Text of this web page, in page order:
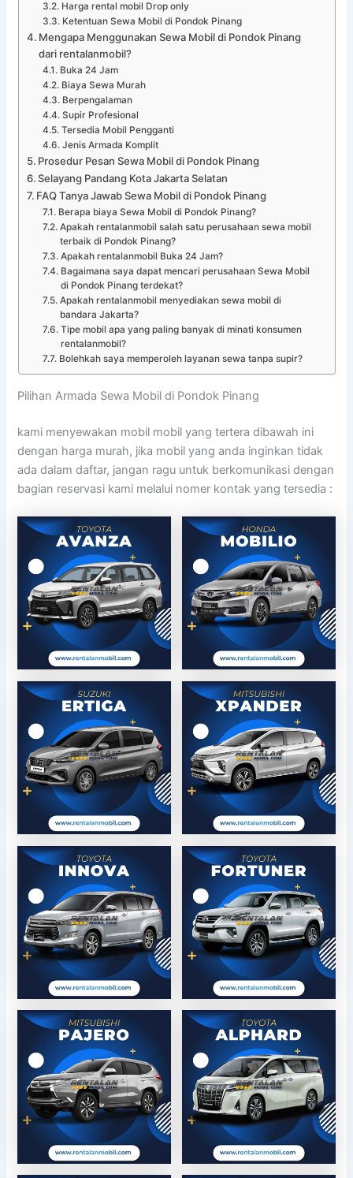
Harga rental mobil Drop only
Ketentuan Sewa Mobil di Pondok Pinang
Mengapa Menggunakan Sewa Mobil di Pondok Pinang
dari rentalanmobil?
Buka 24 Jam
Biaya Sewa Murah
Berpengalaman
Supir Profesional
Tersedia Mobil Pengganti
Jenis Armada Komplit
Prosedur Pesan Sewa Mobil di Pondok Pinang
Selayang Pandang Kota Jakarta Selatan
FAQ Tanya Jawab Sewa Mobil di Pondok Pinang
Berapa biaya Sewa Mobil di Pondok Pinang?
Apakah rentalanmobil salah satu perusahaan sewa mobil
terbaik di Pondok Pinang?
Apakah rentalanmobil Buka 24 Jam?
Bagaimana saya dapat mencari perusahaan Sewa Mobil
di Pondok Pinang terdekat?
Apakah rentalanmobil menyediakan sewa mobil di
bandara Jakarta?
Tipe mobil apa yang paling banyak di minati konsumen
rentalanmobil?
Bolehkah saya memperoleh layanan sewa tanpa supir?
Pilihan Armada Sewa Mobil di Pondok Pinang
kami menyewakan mobil mobil yang tertera dibawah ini
dengan harga murah, jika mobil yang anda inginkan tidak
ada dalam daftar, jangan ragu untuk berkomunikasi dengan
bagian reservasi kami melalui nomer kontak yang tersedia :